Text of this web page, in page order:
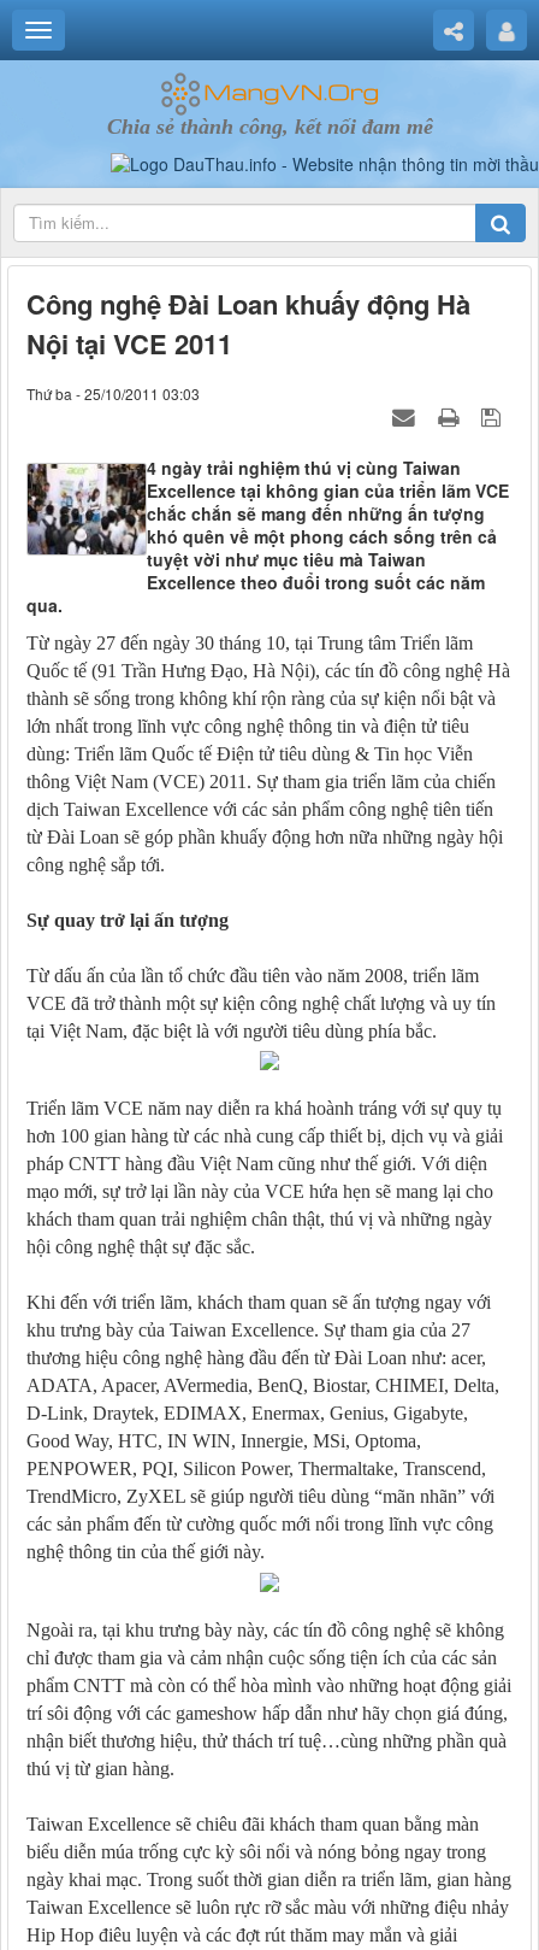
Chia sẻ thành công, kết nối đam mê
Công nghệ Đài Loan khuấy động Hà
Nội tại VCE 2011
Thứ ba - 25/10/2011 03:03
4 ngày trải nghiệm thú vị cùng Taiwan
Excellence tại không gian của triển lãm VCE
chắc chắn sẽ mang đến những ấn tượng
khó quên về một phong cách sống trên cả
tuyệt vời như mục tiêu mà Taiwan
Excellence theo đuổi trong suốt các năm
qua.
Từ ngày 27 đến ngày 30 tháng 10, tại Trung tâm Triển lãm
Quốc tế (91 Trần Hưng Đạo, Hà Nội), các tín đồ công nghệ Hà
thành sẽ sống trong không khí rộn ràng của sự kiện nổi bật và
lớn nhất trong lĩnh vực công nghệ thông tin và điện tử tiêu
dùng: Triển lãm Quốc tế Điện tử tiêu dùng & Tin học Viễn
thông Việt Nam (VCE) 2011. Sự tham gia triển lãm của chiến
dịch Taiwan Excellence với các sản phẩm công nghệ tiên tiến
từ Đài Loan sẽ góp phần khuấy động hơn nữa những ngày hội
công nghệ sắp tới.
Sự quay trở lại ấn tượng
Từ dấu ấn của lần tổ chức đầu tiên vào năm 2008, triển lãm
VCE đã trở thành một sự kiện công nghệ chất lượng và uy tín
tại Việt Nam, đặc biệt là với người tiêu dùng phía bắc.
Triển lãm VCE năm nay diễn ra khá hoành tráng với sự quy tụ
hơn 100 gian hàng từ các nhà cung cấp thiết bị, dịch vụ và giải
pháp CNTT hàng đầu Việt Nam cũng như thế giới. Với diện
mạo mới, sự trở lại lần này của VCE hứa hẹn sẽ mang lại cho
khách tham quan trải nghiệm chân thật, thú vị và những ngày
hội công nghệ thật sự đặc sắc.
Khi đến với triển lãm, khách tham quan sẽ ấn tượng ngay với
khu trưng bày của Taiwan Excellence. Sự tham gia của 27
thương hiệu công nghệ hàng đầu đến từ Đài Loan như: acer,
ADATA, Apacer, AVermedia, BenQ, Biostar, CHIMEI, Delta,
D-Link, Draytek, EDIMAX, Enermax, Genius, Gigabyte,
Good Way, HTC, IN WIN, Innergie, MSi, Optoma,
PENPOWER, PQI, Silicon Power, Thermaltake, Transcend,
TrendMicro, ZyXEL sẽ giúp người tiêu dùng “mãn nhãn” với
các sản phẩm đến từ cường quốc mới nổi trong lĩnh vực công
nghệ thông tin của thế giới này.
Ngoài ra, tại khu trưng bày này, các tín đồ công nghệ sẽ không
chỉ được tham gia và cảm nhận cuộc sống tiện ích của các sản
phẩm CNTT mà còn có thể hòa mình vào những hoạt động giải
trí sôi động với các gameshow hấp dẫn như hãy chọn giá đúng,
nhận biết thương hiệu, thử thách trí tuệ…cùng những phần quà
thú vị từ gian hàng.
Taiwan Excellence sẽ chiêu đãi khách tham quan bằng màn
biểu diễn múa trống cực kỳ sôi nổi và nóng bỏng ngay trong
ngày khai mạc. Trong suốt thời gian diễn ra triển lãm, gian hàng
Taiwan Excellence sẽ luôn rực rỡ sắc màu với những điệu nhảy
Hip Hop điêu luyện và các đợt rút thăm may mắn và giải